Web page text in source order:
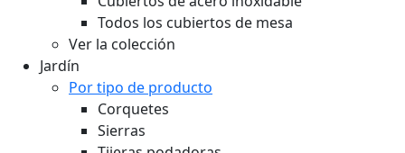
Todos los cubiertos de mesa
Ver la colección
Jardín
Por tipo de producto
Corquetes
Sierras